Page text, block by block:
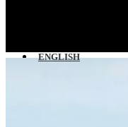
ENGLISH